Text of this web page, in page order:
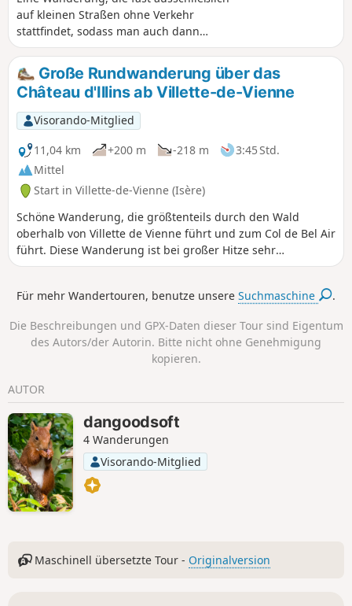
auf kleinen Straßen ohne Verkehr
stattfindet, sodass man auch dann
weitergehen kann, wenn die Wege
unpassierbar sind. Zunächst entdecken
Sie Vienne und sein Panorama von
Notre-Dame de Pipet aus, dann die
Höhen von Vienne mit wunderschönen
Ausblicken auf das Rhonetal und das
Pilat-Massiv im Hintergrund. Auf dem
Rückweg entdecken Sie die Anwesen in
den Höhen von Vienne und genießen
weiterhin einen schönen Blick auf die
Hügel von Vienne.
Große Rundwanderung über das
Château d'Illins ab Villette-de-Vienne
Visorando-Mitglied
11,04 km
+200 m -218 m
3:45 Std.
Mittel
Start in Villette-de-Vienne (Isère)
Schöne Wanderung, die größtenteils durch den Wald
oberhalb von Villette de Vienne führt und zum Col de Bel Air
führt. Diese Wanderung ist bei großer Hitze sehr
angenehm. Sie bietet einen schönen Ausblick auf die Alpen
Für mehr Wandertouren, benutze unsereSuchmaschine .
Die Beschreibungen und GPX-Daten dieser Tour sind Eigentum
des Autors/der Autorin. Bitte nicht ohne Genehmigung
kopieren.
AUTOR
dangoodsoft
4 Wanderungen
Visorando-Mitglied
Maschinell übersetzte Tour - Originalversion